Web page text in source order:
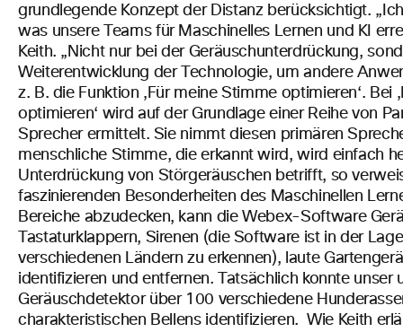
grundlegende Konzept der Distanz berücksichtigt.
was unsere Teams für Maschinelles Lernen und KI
Keith. „Nicht nur bei der Geräuschunterdrückung,
Weiterentwicklung der Technologie, um andere
z. B. die Funktion ‚Für meine Stimme optimieren‘. Bei
optimieren‘ wird auf der Grundlage einer Reihe von
Sprecher ermittelt. Sie nimmt diesen primären
menschliche Stimme, die erkannt wird, wird einfach
Unterdrückung von Störgeräuschen betrifft, so
faszinierenden Besonderheiten des Maschinellen
Bereiche abzudecken, kann die Webex-Software
Tastaturklappern, Sirenen (die Software ist in der
verschiedenen Ländern zu erkennen), laute
identifizieren und entfernen. Tatsächlich konnte unser
Geräuschdetektor über 100 verschiedene
charakteristischen Bellens identifizieren. Wie Keith